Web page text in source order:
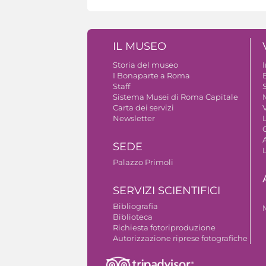
IL MUSEO
Storia del museo
I Bonaparte a Roma
Staff
Sistema Musei di Roma Capitale
Carta dei servizi
Newsletter
SEDE
Palazzo Primoli
SERVIZI SCIENTIFICI
Bibliografia
Biblioteca
Richiesta fotoriproduzione
Autorizzazione riprese fotografiche